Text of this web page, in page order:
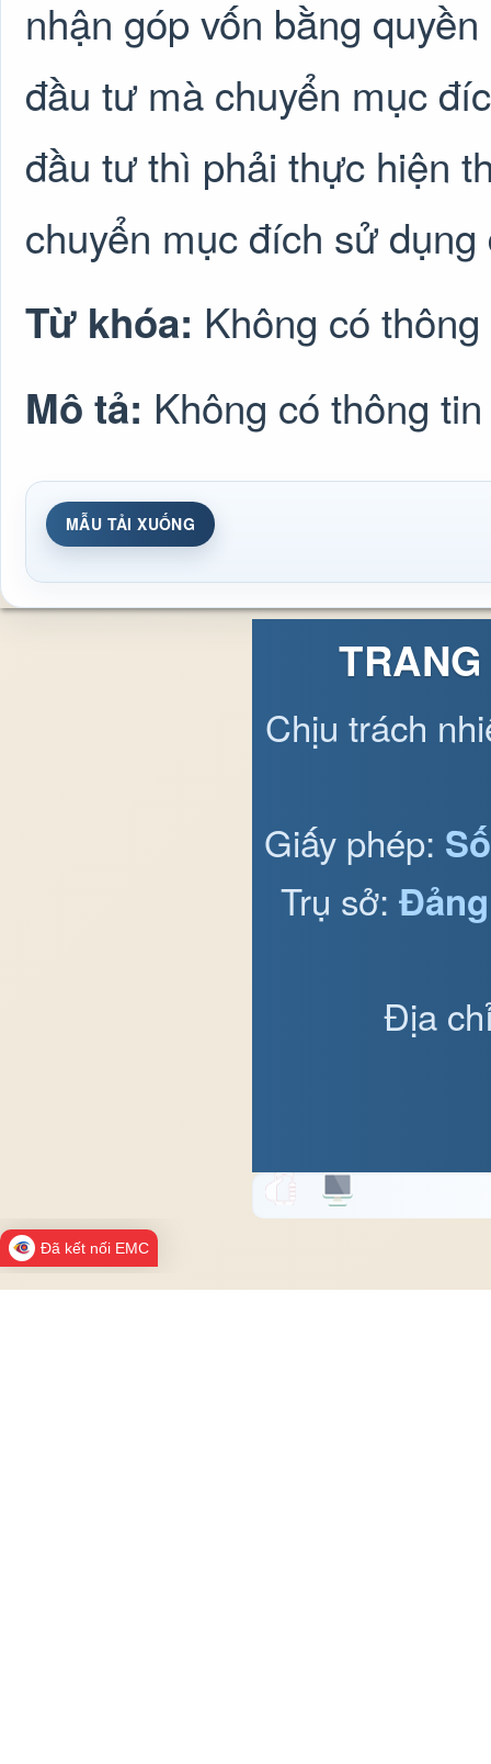
nhận góp vốn bằng
đầu tư mà chuyển mục
đầu tư thì phải thực hiện
chuyển mục đích sử dụng
Từ khóa: Không có
Mô tả: Không có thông tin
MẪU TẢI XUỐNG
Chịu trách
Giấy phép:
Trụ sở:
Địa
Đã kết nối EMC